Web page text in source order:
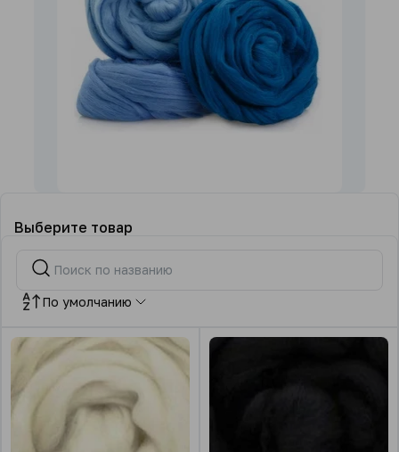
Выберите товар
По умолчанию